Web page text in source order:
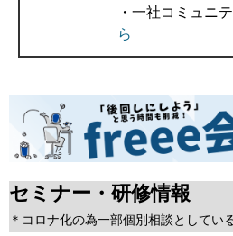
・一社コミュニ
ら
セミナー・研修情報
＊コロナ化の為一部個別相談としてい